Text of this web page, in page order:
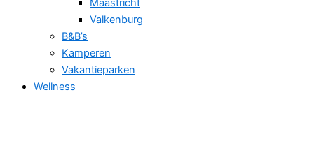
Maastricht
Valkenburg
B&B’s
Kamperen
Vakantieparken
Wellness